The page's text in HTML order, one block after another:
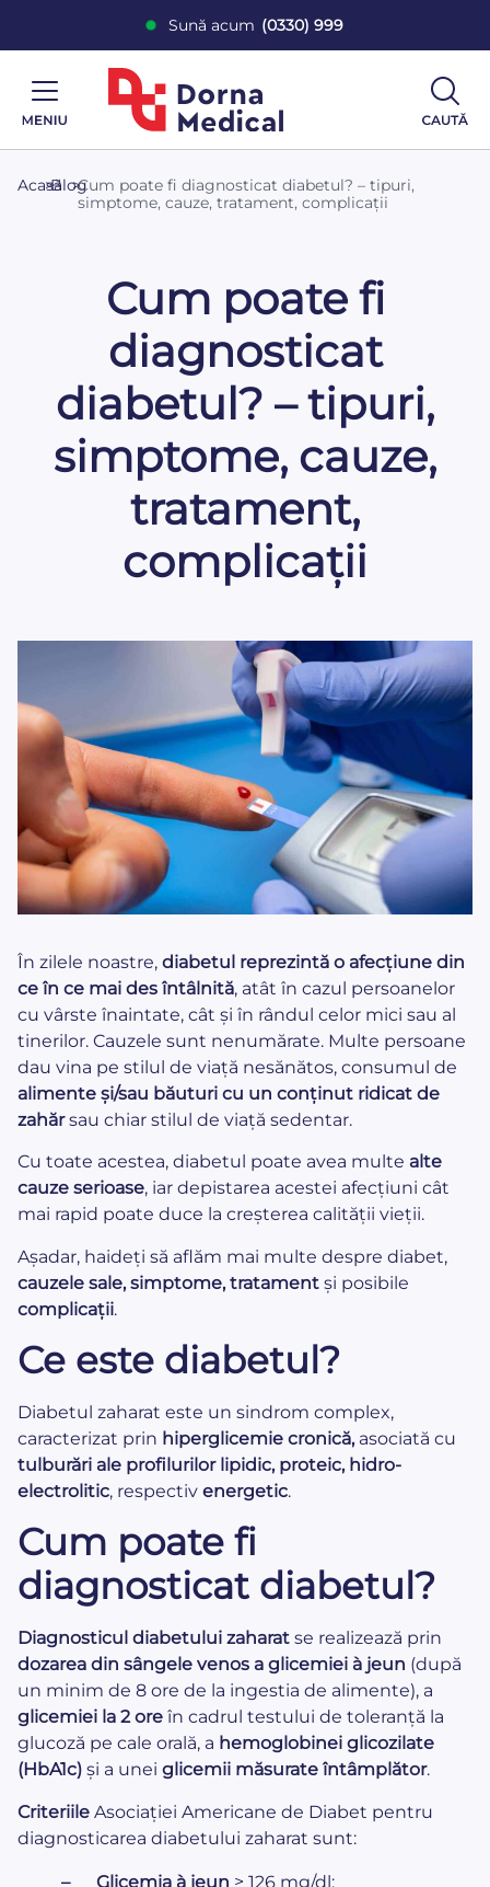
Sună acum (0330) 999
Acasă
>Blog
>Cum poate fi diagnosticat diabetul? – tipuri,
simptome, cauze, tratament, complicații
Cum poate fi
diagnosticat
diabetul? – tipuri,
simptome, cauze,
tratament,
complicații
În zilele noastre, diabetul reprezintă o afecțiune din
ce în ce mai des întâlnită, atât în cazul persoanelor
cu vârste înaintate, cât și în rândul celor mici sau al
tinerilor. Cauzele sunt nenumărate. Multe persoane
dau vina pe stilul de viață nesănătos, consumul de
alimente și/sau băuturi cu un conținut ridicat de
zahărsau chiar stilul de viață sedentar.
Cu toate acestea, diabetul poate avea multe alte
cauze serioase, iar depistarea acestei afecțiuni cât
mai rapid poate duce la creșterea calității vieții.
Așadar, haideți să aflăm mai multe despre diabet,
cauzele sale, simptome, tratament și posibile
complicații.
Ce este diabetul?
Diabetul zaharat este un sindrom complex,
caracterizat prin hiperglicemie cronică,asociată cu
tulburări ale profilurilor lipidic, proteic, hidro-
electrolitic, respectiv energetic.
Cum poate fi
diagnosticat diabetul?
Diagnosticul diabetului zaharat se realizează prin
dozarea din sângele venos a glicemiei à jeun (după
un minim de 8 ore de la ingestia de alimente), a
glicemiei la 2 ore în cadrul testului de toleranță la
glucoză pe cale orală, a hemoglobinei glicozilate
(HbA1c) și a unei glicemii măsurate întâmplător.
Criteriile Asociației Americane de Diabet pentru
diagnosticarea diabetului zaharat sunt:
– Glicemia à jeun ≥ 126 mg/dl;